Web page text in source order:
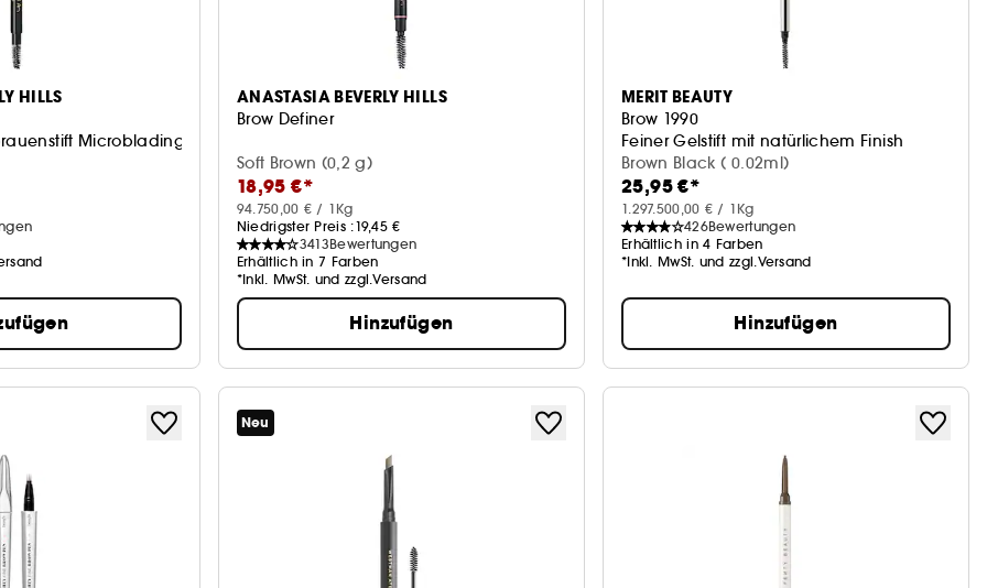
HILLS
Microblading-Effekt
ANASTASIA BEVERLY HILLS
Brow Definer
Soft Brown (0,2 g)
18,95 €*
94.750,00 € / 1Kg
Niedrigster Preis :19,45 €
3413Bewertungen
Erhältlich in 7 Farben
*Inkl. MwSt. und zzgl.Versand
Hinzufügen
MERIT BEAUTY
Brow 1990
Feiner Gelstift mit natürlichem Finish
Brown Black ( 0.02ml)
25,95 €*
1.297.500,00 € / 1Kg
426Bewertungen
Erhältlich in 4 Farben
*Inkl. MwSt. und zzgl.Versand
Hinzufügen
Neu